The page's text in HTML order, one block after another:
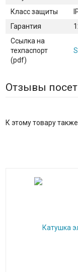
Класс защиты
Гарантия
Ссылка на
техпаспорт
(pdf)
Отзывы
К этому товару